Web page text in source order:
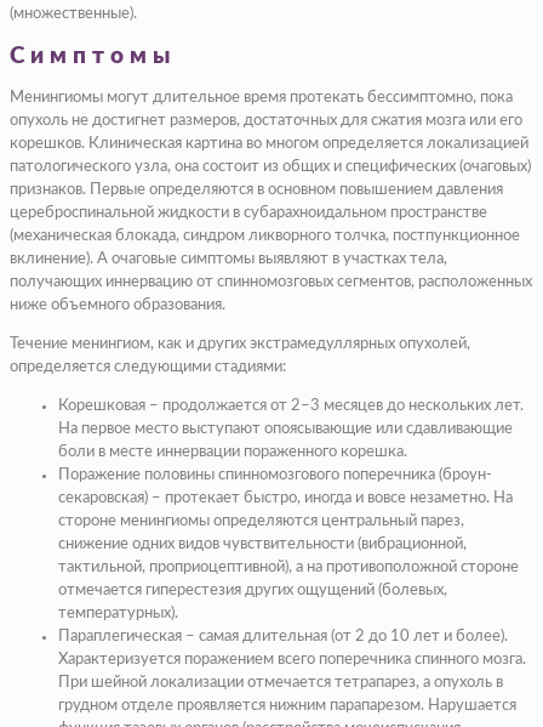
(множественные).
Симптомы
Менингиомы могут длительное время протекать бессимптомно, пока
опухоль не достигнет размеров, достаточных для сжатия мозга или его
корешков. Клиническая картина во многом определяется локализацией
патологического узла, она состоит из общих и специфических (очаговых)
признаков. Первые определяются в основном повышением давления
цереброспинальной жидкости в субарахноидальном пространстве
(механическая блокада, синдром ликворного толчка, постпункционное
вклинение). А очаговые симптомы выявляют в участках тела,
получающих иннервацию от спинномозговых сегментов, расположенных
ниже объемного образования.
Течение менингиом, как и других экстрамедуллярных опухолей,
определяется следующими стадиями:
Корешковая – продолжается от 2–3 месяцев до нескольких лет.
На первое место выступают опоясывающие или сдавливающие
боли в месте иннервации пораженного корешка.
Поражение половины спинномозгового поперечника (броун-
секаровская) – протекает быстро, иногда и вовсе незаметно. На
стороне менингиомы определяются центральный парез,
снижение одних видов чувствительности (вибрационной,
тактильной, проприоцептивной), а на противоположной стороне
отмечается гиперестезия других ощущений (болевых,
температурных).
Параплегическая – самая длительная (от 2 до 10 лет и более).
Характеризуется поражением всего поперечника спинного мозга.
При шейной локализации отмечается тетрапарез, а опухоль в
грудном отделе проявляется нижним парапарезом. Нарушается